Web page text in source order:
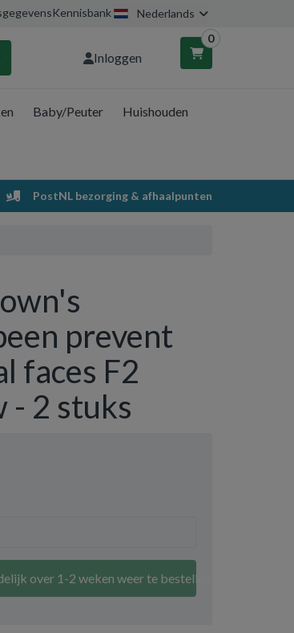
Kennisbank Nederlands
Inloggen
0
is leeg.
hem met producten.
Baby/Peuter Huishouden
PostNL bezorging & afhaalpunten
prevent
faces F2
- 2 stuks
over 1-2 weken weer te bestellen